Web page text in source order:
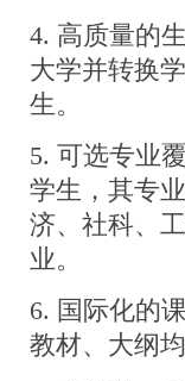
4. 高质量的
大学并转换
生。
5. 可选专业
学生，其专
济、社科、
业。
6. 国际化的
教材、大纲